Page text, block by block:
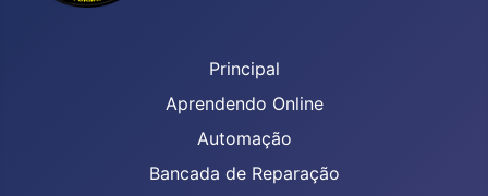
Principal
Aprendendo Online
Automação
Bancada de Reparação